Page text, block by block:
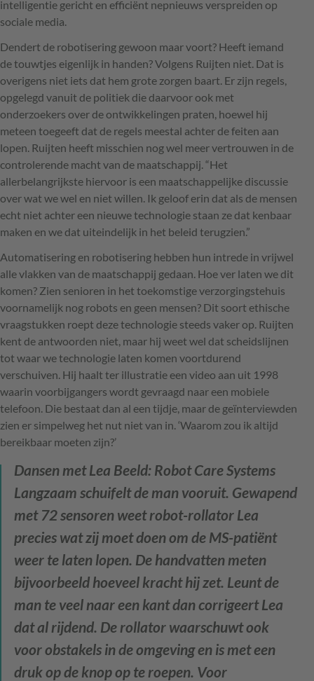
intelligentie gericht en efficiënt nepnieuws verspreiden op
sociale media.
Dendert de robotisering gewoon maar voort? Heeft iemand
de touwtjes eigenlijk in handen? Volgens Ruijten niet. Dat is
overigens niet iets dat hem grote zorgen baart. Er zijn regels,
opgelegd vanuit de politiek die daarvoor ook met
onderzoekers over de ontwikkelingen praten, hoewel hij
meteen toegeeft dat de regels meestal achter de feiten aan
lopen. Ruijten heeft misschien nog wel meer vertrouwen in de
controlerende macht van de maatschappij. “Het
allerbelangrijkste hiervoor is een maatschappelijke discussie
over wat we wel en niet willen. Ik geloof erin dat als de mensen
echt niet achter een nieuwe technologie staan ze dat kenbaar
maken en we dat uiteindelijk in het beleid terugzien.”
Automatisering en robotisering hebben hun intrede in vrijwel
alle vlakken van de maatschappij gedaan. Hoe ver laten we dit
komen? Zien senioren in het toekomstige verzorgingstehuis
voornamelijk nog robots en geen mensen? Dit soort ethische
vraagstukken roept deze technologie steeds vaker op. Ruijten
kent de antwoorden niet, maar hij weet wel dat scheidslijnen
tot waar we technologie laten komen voortdurend
verschuiven. Hij haalt ter illustratie een video aan uit 1998
waarin voorbijgangers wordt gevraagd naar een mobiele
telefoon. Die bestaat dan al een tijdje, maar de geïnterviewden
zien er simpelweg het nut niet van in. ‘Waarom zou ik altijd
bereikbaar moeten zijn?’
Dansen met Lea Beeld: Robot Care Systems
Langzaam schuifelt de man vooruit. Gewapend
met 72 sensoren weet robot-rollator Lea
precies wat zij moet doen om de MS-patiënt
weer te laten lopen. De handvatten meten
bijvoorbeeld hoeveel kracht hij zet. Leunt de
man te veel naar een kant dan corrigeert Lea
dat al rijdend. De rollator waarschuwt ook
voor obstakels in de omgeving en is met een
druk op de knop op te roepen. Voor